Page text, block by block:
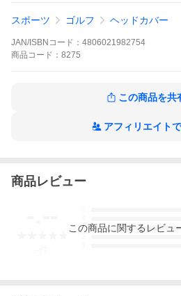
ぐるみを製造しています。
姿を次世代に伝えるため、ぬいぐるみ
信し続けています。
リアル 動物 ヒツジ ぬいぐるみ 動物園
スポーツ ゴルフ ヘッドカバー
JAN/ISBNコード： 4806021982754
商品 コード： 8275
この商品を共
アフィリエイト
商品レビュー
3
この商品に関するレビュ